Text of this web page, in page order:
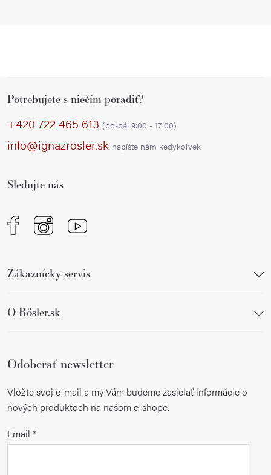
Potrebujete s niečím poradiť?
+420 722 465 613 (po-pá: 9:00 - 17:00)
info@ignazrosler.sk napíšte nám kedykoľvek
Sledujte nás
Zákaznícky servis
O Rösler.sk
Odoberať newsletter
Vložte svoj e-mail a my Vám budeme zasielať informácie o
nových produktoch na našom e-shope.
Email